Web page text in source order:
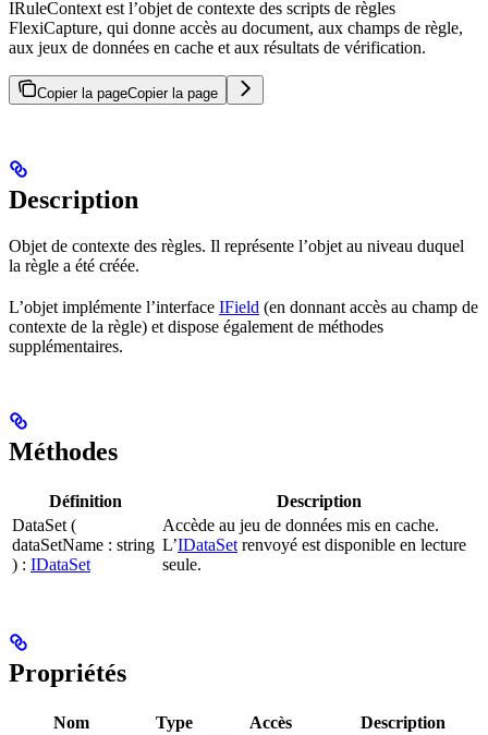
IRuleContext est l’objet de contexte des scripts de règles
FlexiCapture, qui donne accès au document, aux champs de règle,
aux jeux de données en cache et aux résultats de vérification.
Copier la pageCopier la page
Description
Objet de contexte des règles. Il représente l’objet au niveau duquel
la règle a été créée.
L’objet implémente l’interface IField (en donnant accès au champ de
contexte de la règle) et dispose également de méthodes
supplémentaires.
Méthodes
Définition
Description
DataSet (
dataSetName : string
) : IDataSet
Accède au jeu de données mis en cache.
L’IDataSet renvoyé est disponible en lecture
seule.
Propriétés
Nom Type Accès Description